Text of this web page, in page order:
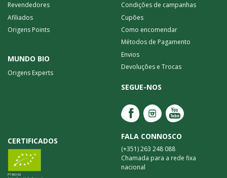
Revendedores
Afiliados
Origens Points
Condições de campanhas
Cupões
Como encomendar
Métodos de Pagamento
Envios
Devoluções e Trocas
MUNDO BIO
Origens Experts
SEGUE-NOS
FALA CONNOSCO
(+351) 263 248 088
Chamada para a rede fixa
nacional
CERTIFICADOS